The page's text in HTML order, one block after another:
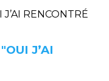
J’AI